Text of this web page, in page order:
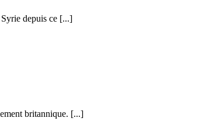
depuis ce [...]
britannique. [...]